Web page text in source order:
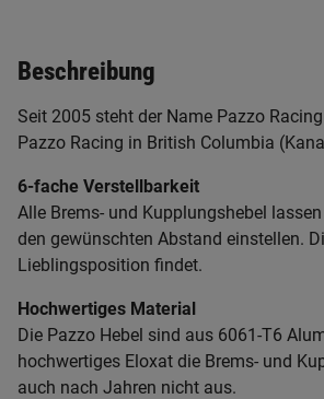
Beschreibung
Seit 2005 steht der Name Pazzo
Pazzo Racing in British Columbia
6-fache Verstellbarkeit
Alle Brems- und Kupplungshebel
den gewünschten Abstand einstellen.
Lieblingsposition findet.
Hochwertiges Material
Die Pazzo Hebel sind aus 6061-T6
hochwertiges Eloxat die Brems- und
auch nach Jahren nicht aus.